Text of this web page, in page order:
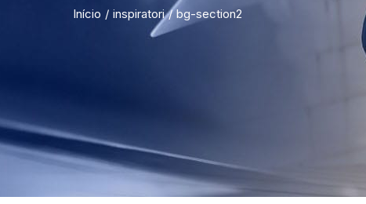
Início inspiratori bg-section2